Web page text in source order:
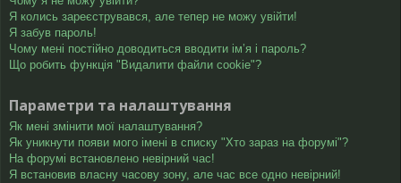
ту
п
Я колись зареєструвався, але тепер не можу увійти!
Я забув пароль!
Чому мені постійно доводиться вводити ім’я і пароль?
Що робить функція "Видалити файли cookie"?
Параметри та налаштування
Як мені змінити мої налаштування?
Як уникнути появи мого імені в списку "Хто зараз на форумі"?
На форумі встановлено невірний час!
Я встановив власну часову зону, але час все одно невірний!